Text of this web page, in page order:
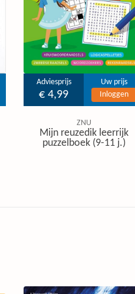
Adviesprijs
€ 4,99
Uw prijs
Inloggen
ZNU
Mijn reuzedik leerrijk
puzzelboek (9-11 j.)